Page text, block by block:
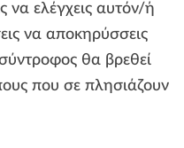
ελέγχεις αυτόν/ή
να αποκηρύσσεις
θα βρεθεί
που σε πλησιάζουν